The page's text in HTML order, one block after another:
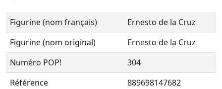
Figurine (nom français)
Ernesto de la Cruz
Figurine (nom original)
Ernesto de la Cruz
Numéro POP!
304
Référence
889698147682